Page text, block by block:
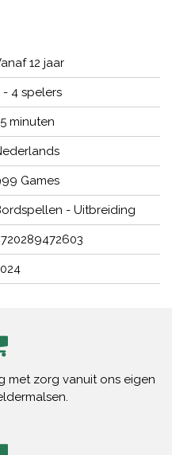
12 jaar
- 4 spelers
minuten
Games
- Uitbreiding
met zorg vanuit ons eigen